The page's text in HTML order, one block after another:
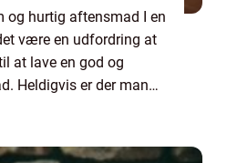
og hurtig aftensmad I en
være en udfordring at
at lave en god og
Heldigvis er der mange